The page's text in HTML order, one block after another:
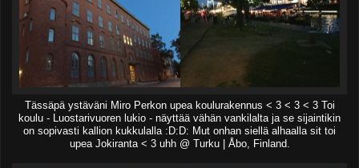
Tässäpä ystäväni Miro Perkon upea koulurakennus < 3 < 3 < 3 Toi
koulu - Luostarivuoren lukio - näyttää vähän vankilalta ja se sijaintikin
on sopivasti kallion kukkulalla :D:D: Mut onhan siellä alhaalla sit toi
upea Jokiranta < 3 uhh @ Turku | Åbo, Finland.